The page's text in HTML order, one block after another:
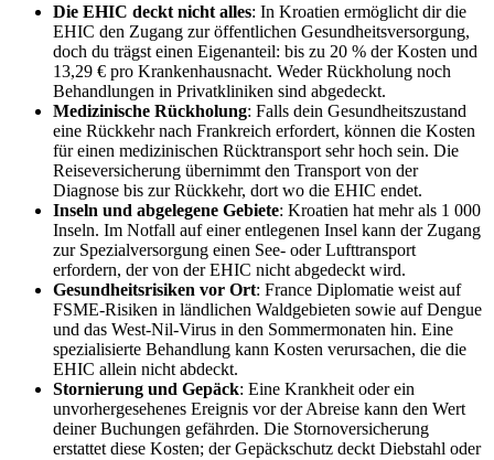
Die EHIC deckt nicht alles: In Kroatien ermöglicht dir die
EHIC den Zugang zur öffentlichen Gesundheitsversorgung,
doch du trägst einen Eigenanteil: bis zu 20 % der Kosten und
13,29 € pro Krankenhausnacht. Weder Rückholung noch
Behandlungen in Privatkliniken sind abgedeckt.
Medizinische Rückholung: Falls dein Gesundheitszustand
eine Rückkehr nach Frankreich erfordert, können die Kosten
für einen medizinischen Rücktransport sehr hoch sein. Die
Reiseversicherung übernimmt den Transport von der
Diagnose bis zur Rückkehr, dort wo die EHIC endet.
Inseln und abgelegene Gebiete: Kroatien hat mehr als 1 000
Inseln. Im Notfall auf einer entlegenen Insel kann der Zugang
zur Spezialversorgung einen See- oder Lufttransport
erfordern, der von der EHIC nicht abgedeckt wird.
Gesundheitsrisiken vor Ort: France Diplomatie weist auf
FSME-Risiken in ländlichen Waldgebieten sowie auf Dengue
und das West-Nil-Virus in den Sommermonaten hin. Eine
spezialisierte Behandlung kann Kosten verursachen, die die
EHIC allein nicht abdeckt.
Stornierung und Gepäck: Eine Krankheit oder ein
unvorhergesehenes Ereignis vor der Abreise kann den Wert
deiner Buchungen gefährden. Die Stornoversicherung
erstattet diese Kosten; der Gepäckschutz deckt Diebstahl oder